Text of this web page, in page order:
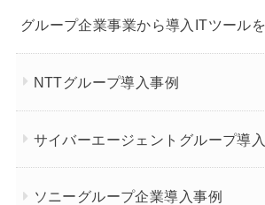
グループ企業事業から導入ITツール
NTTグループ導入事例
サイバーエージェントグループ導
ソニーグループ企業導入事例